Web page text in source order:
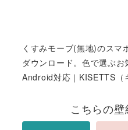
くすみモーブ(無地)のスマ
ダウンロード。色で選ぶ
Android対応｜KISETTS（
こちらの